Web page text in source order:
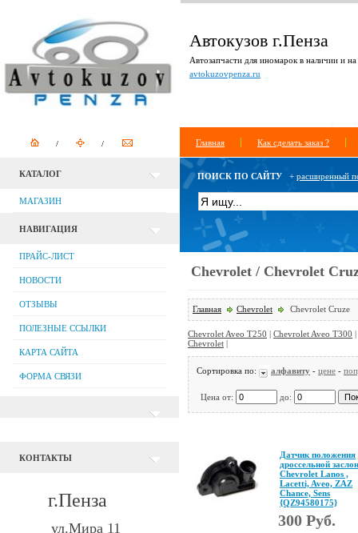
Автокузов г.Пенза
Автозапчасти для иномарок в наличии и на
avtokuzovpenza.ru
Главная Как сделать заказ ?
КАТАЛОГ
МАГАЗИН
НАВИГАЦИЯ
ПРАЙС-ЛИСТ
НОВОСТИ
ОТЗЫВЫ
ПОЛЕЗНЫЕ ССЫЛКИ
КАРТА САЙТА
ФОРМА СВЯЗИ
КОНТАКТЫ
г.Пенза
ул.Мира 11
ПОИСК ПО САЙТУ + расширенный
Chevrolet / Chevrolet
Главная Chevrolet Chevrolet Cruze
Chevrolet Aveo T250 | Chevrolet Aveo T300 |
Chevrolet |
Сортировка по: алфавиту - цене -
Цена от: до:
Датчик положения
дроссельной
Chevrolet Lanos ,
Lacetti, Aveo, ZAZ
Chance, Sens
{QZ94580175}
300 Руб.